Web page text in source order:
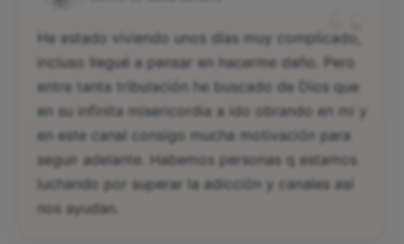
“
He estado viviendo unos días muy complicado,
incluso llegué a pensar en hacerme daño. Pero
entre tanta tribulación he buscado de Dios que
en su infinita misericordia a ido obrando en mi y
en este canal consigo mucha motivación para
seguir adelante. Habemos personas q estamos
luchando por superar la adicción y canales así
nos ayudan.